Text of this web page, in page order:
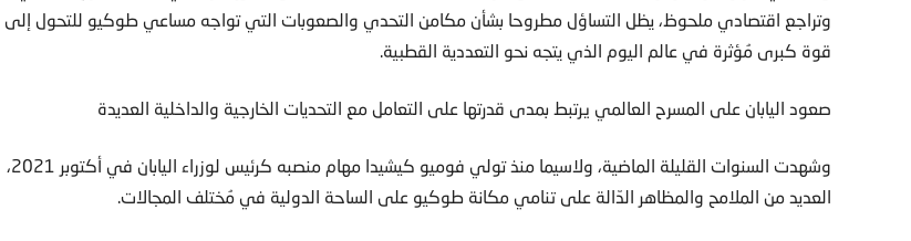
وتراجع اقتصادي ملحوظ، يظل التساؤل مطروحا بشأن مكامن التحدي والصعوبات التي تواجه مساعي طوكيو للتحول إلى
قوة كبرى مُؤثرة في عالم اليوم الذي يتجه نحو التعددية القطبية.
صعود اليابان على المسرح العالمي يرتبط بمدى قدرتها على التعامل مع التحديات الخارجية والداخلية العديدة
وشهدت السنوات القليلة الماضية، ولاسيما منذ تولي فوميو كيشيدا مهام منصبه كرئيس لوزراء اليابان في أكتوبر 2021،
العديد من الملامح والمظاهر الدّالة على تنامي مكانة طوكيو على الساحة الدولية في مُختلف المجالات.